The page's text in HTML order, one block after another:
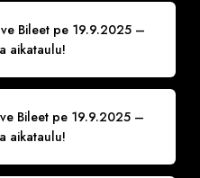
Bileet pe 19.9.2025 –
aikataulu!
Bileet pe 19.9.2025 –
aikataulu!